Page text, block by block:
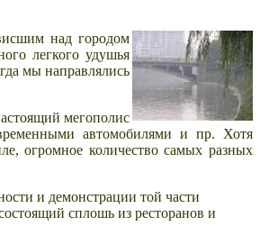
над городом
легкого удушья
мы направлялись
мегополис
автомобилями и пр. Хотя
огромное количество самых разных
и демонстрации той части
сплошь из ресторанов и